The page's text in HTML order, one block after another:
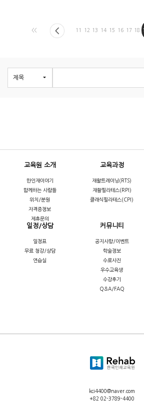
<< 11 12 13 14 15 16 17 18
교육원 소개
한인재이야기
함께하는 사람들
위치/분원
자격증정보
제휴문의
교육과정
재활트레이닝(RTS)
재활필라테스(RPI)
클래식필라테스(CPI)
일정/상담
일정표
무료 청강/상담
연습실
커뮤니티
공지사항/이벤트
학술정보
수료사진
우수교육생
수강후기
Q&A/FAQ
kci4400@naver.com
+82 02-3789-4400